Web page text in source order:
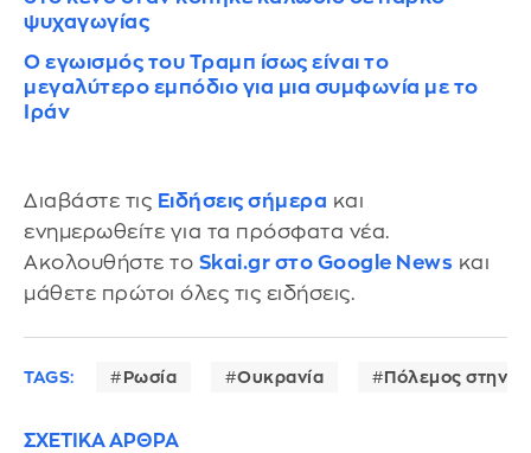
ψυχαγωγίας
Ο εγωισμός του Τραμπ ίσως είναι το
μεγαλύτερο εμπόδιο για μια συμφωνία με το
Ιράν
Διαβάστε τις Ειδήσεις σήμερα και
ενημερωθείτε για τα πρόσφατα νέα.
Ακολουθήστε το Skai.gr στο Google News και
μάθετε πρώτοι όλες τις ειδήσεις.
TAGS: Ρωσία Ουκρανία Πόλεμος στην
ΣΧΕΤΙΚΑ ΑΡΘΡΑ